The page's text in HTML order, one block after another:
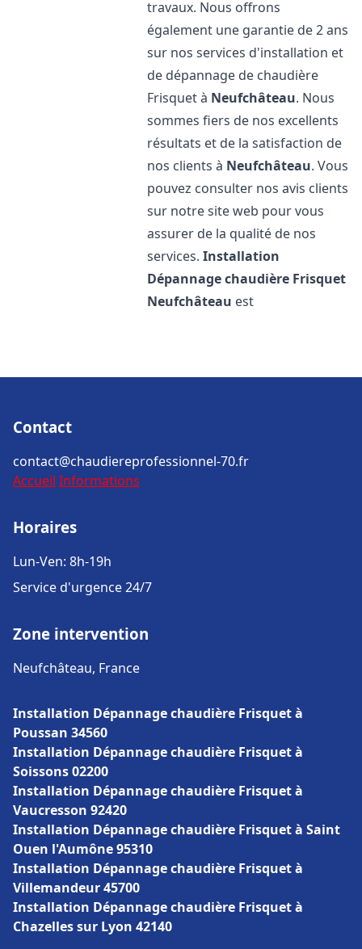
travaux. Nous offrons
également une garantie de 2 ans
sur nos services d'installation et
de dépannage de chaudière
Frisquet à Neufchâteau. Nous
sommes fiers de nos excellents
résultats et de la satisfaction de
nos clients à Neufchâteau. Vous
pouvez consulter nos avis clients
sur notre site web pour vous
assurer de la qualité de nos
services.Installation
Dépannage chaudière Frisquet
Neufchâteau est
Contact
contact@chaudiereprofessionnel-70.fr
Accueil Informations
Horaires
Lun-Ven: 8h-19h
Service d'urgence 24/7
Zone intervention
Neufchâteau, France
Installation Dépannage chaudière Frisquet à
Poussan 34560
Installation Dépannage chaudière Frisquet à
Soissons 02200
Installation Dépannage chaudière Frisquet à
Vaucresson 92420
Installation Dépannage chaudière Frisquet à Saint
Ouen l'Aumône 95310
Installation Dépannage chaudière Frisquet à
Villemandeur 45700
Installation Dépannage chaudière Frisquet à
Chazelles sur Lyon 42140